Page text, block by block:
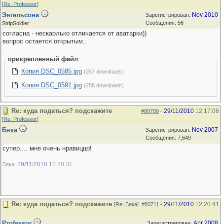
[Re: Professor]
Зарегистрирован: Nov 2010
Сообщения: 56
Энгельсона
StripSoldier
согласна - нескаолько отличается от аватарки))
вопрос остается открытым..
прикрепленный файл
Копия DSC_0585.jpg (257 downloads)
Копия DSC_0591.jpg (258 downloads)
#80709 - 29/11/2010 12:17:06
Re: куда податься? подскажите
[Re: Professor]
Зарегистрирован: Nov 2007
Сообщения: 7,649
Бяка
супер.... мне очень нравиццо!
Бяка; 29/11/2010 12:20:31
#80711 - 29/11/2010 12:20:41
Re: куда податься? подскажите [Re: Бяка]